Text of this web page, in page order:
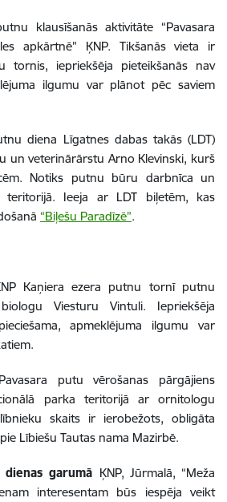
klausīšanās aktivitāte “Pavasara
apkārtnē” ĶNP. Tikšanās vieta ir
tornis, iepriekšēja pieteikšanās nav
ilgumu var plānot pēc saviem
diena Līgatnes dabas takās (LDT)
un veterinārārstu Arno Klevinski, kurš
Notiks putnu būru darbnīca un
teritorijā. Ieeja ar LDT biļetēm, kas
“Biļešu Paradīzē”.
Kaņiera ezera putnu tornī putnu
Viesturu Vintuli. Iepriekšēja
apmeklējuma ilgumu var
putu vērošanas pārgājiens
parka teritorijā ar ornitologu
skaits ir ierobežots, obligāta
Lībiešu Tautas nama Mazirbē.
garumā ĶNP, Jūrmalā, “Meža
interesentam būs iespēja veikt